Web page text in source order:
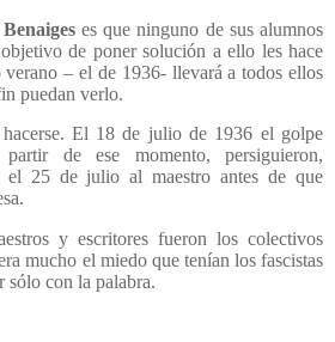
Benaigeses que ninguno de sus alumnos
de poner solución a ello les hace
– el de 1936- llevará a todos ellos
puedan verlo.
El 18 de julio de 1936 el golpe
de ese momento, persiguieron,
el 25 de julio al maestro antes de que
y escritores fueron los colectivos
mucho el miedo que tenían los fascistas
sólo con la palabra.